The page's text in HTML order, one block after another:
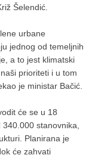
Šelendić.
urbane
jednog od temeljnih
a to jest klimatski
prioriteti i u tom
je ministar Bačić.
će se u 18
stanovnika,
Planirana je
će zahvati